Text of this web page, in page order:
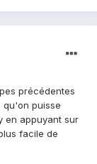
précédentes
qu'on puisse
en appuyant sur
facile de